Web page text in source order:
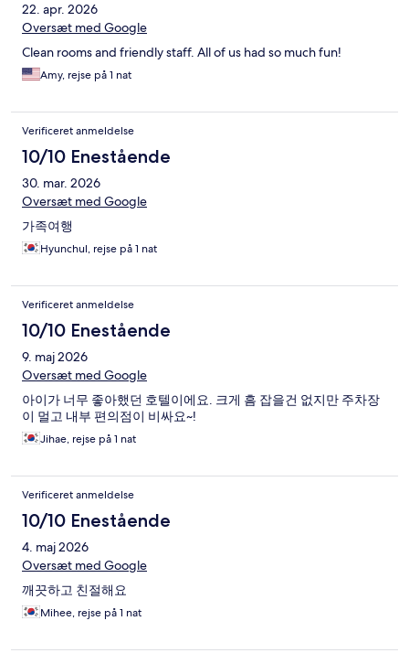
22. apr. 2026
Oversæt med Google
Clean rooms and friendly staff. All of us had so much fun!
Amy, rejse på 1 nat
Verificeret anmeldelse
10/10 Enestående
30. mar. 2026
Oversæt med Google
가족여행
Hyunchul, rejse på 1 nat
Verificeret anmeldelse
10/10 Enestående
9. maj 2026
Oversæt med Google
아이가 너무 좋아했던 호텔이에요. 크게 흠 잡을건 없지만 주차장
이 멀고 내부 편의점이 비싸요~!
Jihae, rejse på 1 nat
Verificeret anmeldelse
10/10 Enestående
4. maj 2026
Oversæt med Google
깨끗하고 친절해요
Mihee, rejse på 1 nat